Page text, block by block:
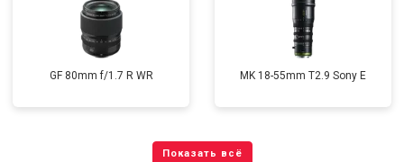
GF 80mm f/1.7 R WR MK 18-55mm T2.9 Sony E